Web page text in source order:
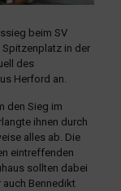
beim SV
Spitzenplatz in der
des
Herford an.
den Sieg im
ihnen durch
alles ab. Die
eintreffenden
sollten dabei
Bennedikt